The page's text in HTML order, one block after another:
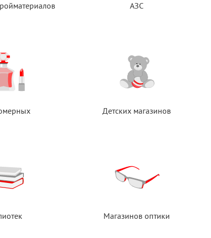
АЗС
Детских магазинов
Магазинов оптики